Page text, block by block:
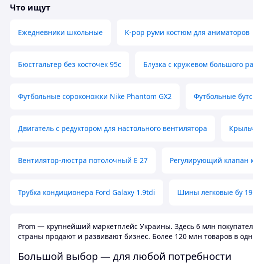
Что ищут
Ежедневники школьные K-pop руми костюм для аниматоров
Бюстгальтер без косточек 95с Блузка с кружевом большого
Футбольные сороконожки Nike Phantom GX2 Футбольные
Двигатель с редуктором для настольного вентилятора
Вентилятор-люстра потолочный E 27 Регулирующий клапан
Трубка кондиционера Ford Galaxy 1.9tdi Шины легковые бу
Prom — крупнейший маркетплейс Украины. Здесь 6 млн
страны продают и развивают бизнес. Более 120 млн товаров в
Большой выбор — для любой потребности